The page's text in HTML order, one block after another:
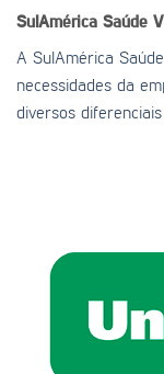
SulAmérica Saúde
A SulAmérica
necessidades da
diversos